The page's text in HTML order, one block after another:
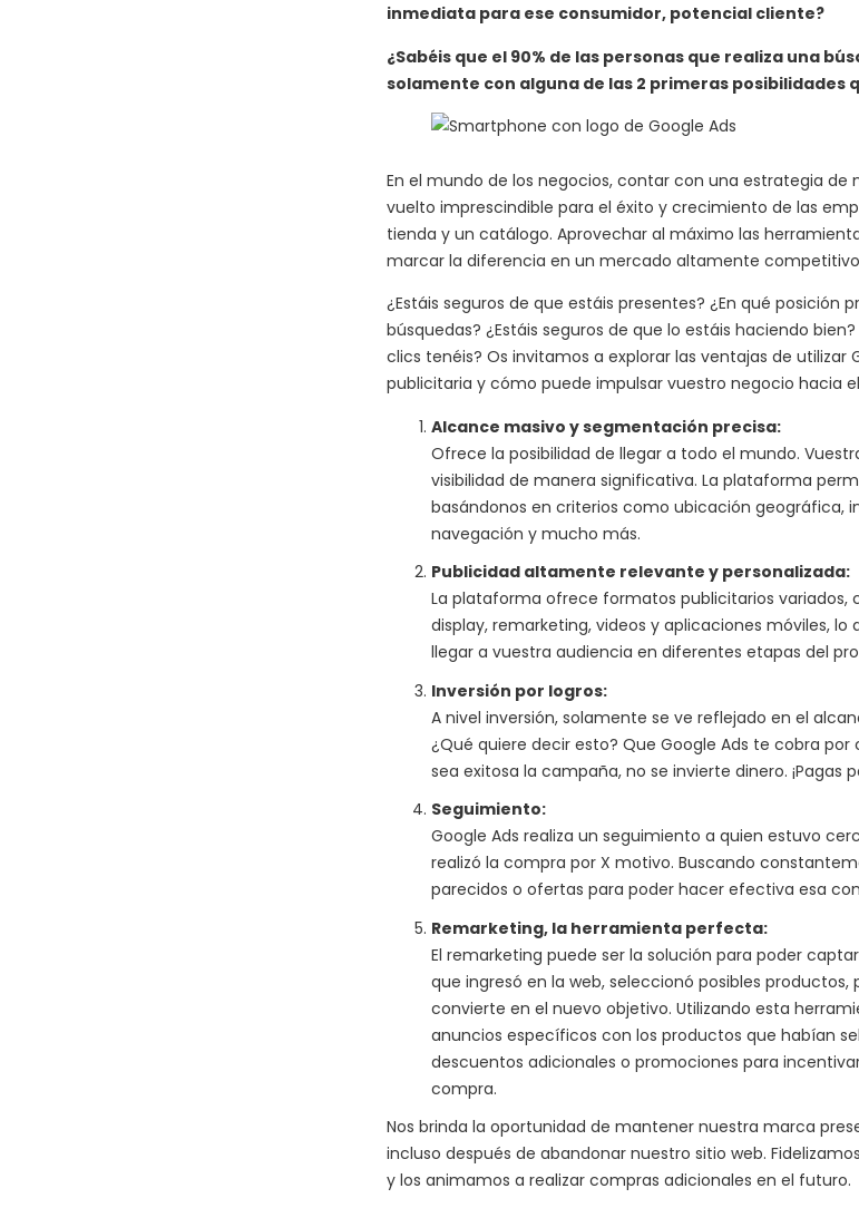
inmediata para ese consumidor, potencial cliente?
¿Sabéis que el 90% de las personas que realiza una
solamente con alguna de las 2 primeras posibilidades
En el mundo de los negocios, contar con una estrategia
vuelto imprescindible para el éxito y crecimiento de las
tienda y un catálogo. Aprovechar al máximo las
marcar la diferencia en un mercado altamente
¿Estáis seguros de que estáis presentes? ¿En qué posición
búsquedas? ¿Estáis seguros de que lo estáis haciendo
clics tenéis? Os invitamos a explorar las ventajas de
publicitaria y cómo puede impulsar vuestro negocio hacia
Alcance masivo y segmentación precisa:
Ofrece la posibilidad de llegar a todo el mundo.
visibilidad de manera significativa. La plataforma
basándonos en criterios como ubicación geográfica,
navegación y mucho más.
Publicidad altamente relevante y personalizada:
La plataforma ofrece formatos publicitarios variados,
display, remarketing, videos y aplicaciones móviles, lo
llegar a vuestra audiencia en diferentes etapas del
Inversión por logros:
A nivel inversión, solamente se ve reflejado en el
¿Qué quiere decir esto? Que Google Ads te cobra
sea exitosa la campaña, no se invierte dinero. ¡Pagas
Seguimiento:
Google Ads realiza un seguimiento a quien estuvo
realizó la compra por X motivo. Buscando
parecidos o ofertas para poder hacer efectiva esa
Remarketing, la herramienta perfecta:
El remarketing puede ser la solución para poder
que ingresó en la web, seleccionó posibles
convierte en el nuevo objetivo. Utilizando esta
anuncios específicos con los productos que habían
descuentos adicionales o promociones para
compra.
Nos brinda la oportunidad de mantener nuestra marca
incluso después de abandonar nuestro sitio web.
y los animamos a realizar compras adicionales en el futuro.